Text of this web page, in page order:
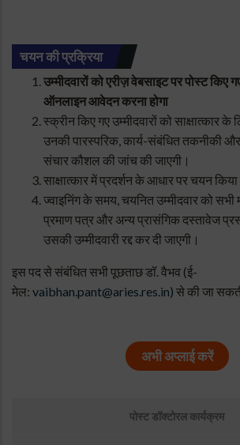
चयन की प्रक्रिया
उम्मीदवारों को एरीज़ वेबसाइट पर पोस्ट
ऑनलाइन आवेदन करना होगा
स्क्रीन किए गए उम्मीदवारों को साक्षात्कार के
उनकी पारस्परिक, कार्य-संबंधित तकनीकी और
संचार कौशल की जांच की जाएगी।
साक्षात्कार में प्रदर्शन के आधार पर चयन किया
ज्वाइनिंग के समय, चयनित उम्मीदवार को
प्रमाण पत्र और अन्य प्रासंगिक दस्तावेज
उसकी उम्मीदवारी रद्द कर दी जाएगी।
इस पद से संबंधित सभी पूछताछ डॉ. वैभव (ई-
मेल: vaibhan.pant@aries.res.in) से की जा
अभी अप्लाई करें
पोस्ट डॉक्टोरल कार्यक्रम